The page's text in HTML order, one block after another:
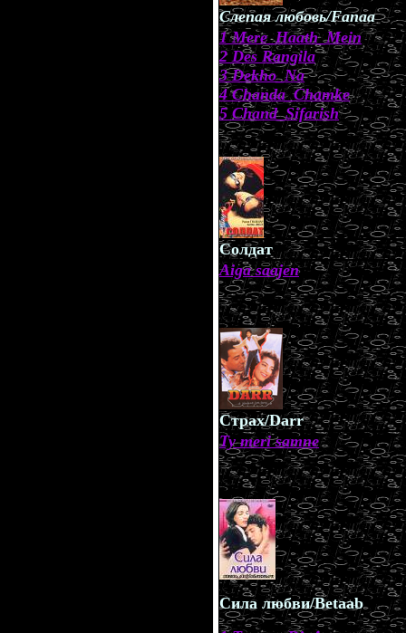
Слепая любовь/Fanaa
1 Mere_Haath_Mein
2 Des Rangila
3 Dekho_Na
4 Chanda_Chamke
5 Chand_Sifarish
.
Солдат
Aiga saajen
.
Страх/Darr
Ty meri samne
.
Сила любви/Betaab